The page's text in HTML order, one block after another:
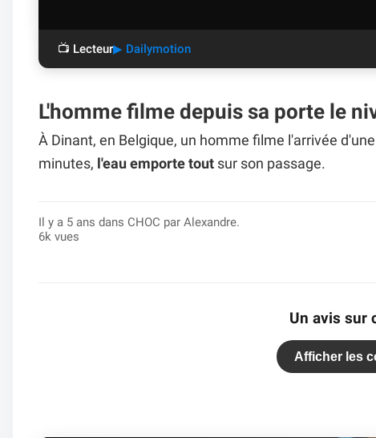
📺 Lecteur▶ Dailymotion
L'homme filme depuis sa porte le
À Dinant, en Belgique, un homme filme l'arrivée d'une
minutes, l'eau emporte tout sur son passage.
Il y a 5 ans dans CHOC par Alexandre.
6k vues
Un avis sur
Afficher les